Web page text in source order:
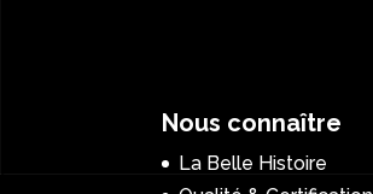
Nous connaître
La Belle Histoire